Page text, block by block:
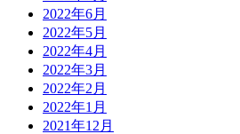
2022年6月
2022年5月
2022年4月
2022年3月
2022年2月
2022年1月
2021年12月